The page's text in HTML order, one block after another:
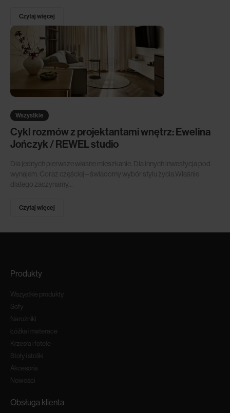
Czytaj więcej
Wszystkie
Cykl rozmów z projektantami wnętrz: Ewelina
Jończyk / REWEL studio
Dla jednych pierwsze własne mieszkanie. Dla innych inwestycja pod
wynajem. Coraz częściej – świadomy wybór stylu życia.Właśnie
dlatego zaczynamy...
Czytaj więcej
Produkty
Wszystkie produkty
Sofy
Narożniki
Łóżka i materace
Krzesła i fotele
Stoły i stoliki
Akcesoria
Nowości
Obsługa klienta